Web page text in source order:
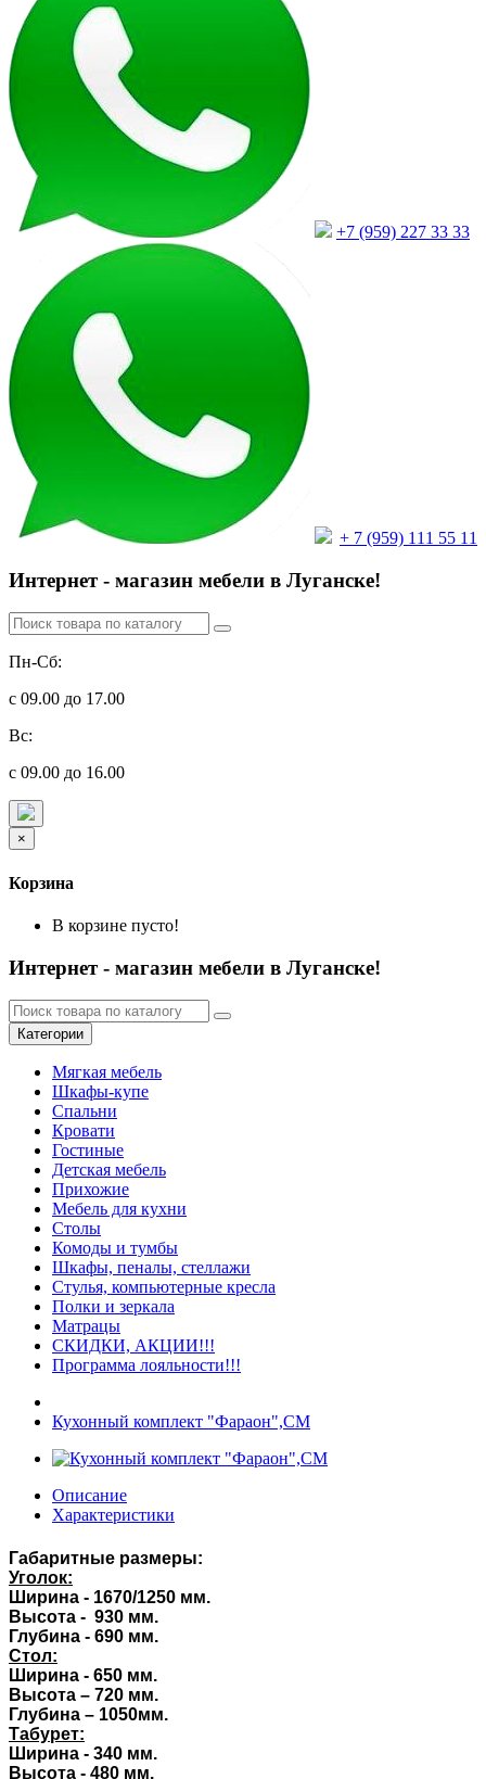
+7 (959) 227 33 33
+ 7 (959) 111 55 11
Интернет - магазин мебели в Луганске!
Пн-Сб:
с 09.00 до 17.00
Вс:
с 09.00 до 16.00
×
Корзина
В корзине пусто!
Интернет - магазин мебели в Луганске!
Категории
Мягкая мебель
Шкафы-купе
Спальни
Кровати
Гостиные
Детская мебель
Прихожие
Мебель для кухни
Столы
Комоды и тумбы
Шкафы, пеналы, стеллажи
Стулья, компьютерные кресла
Полки и зеркала
Матрацы
СКИДКИ, АКЦИИ!!!
Программа лояльности!!!
Кухонный комплект "Фараон",СМ
Описание
Характеристики
Габаритные размеры:
Уголок:
Ширина - 1670/1250 мм.
Высота - 930 мм.
Глубина - 690 мм.
Стол:
Ширина - 650 мм.
Высота – 720 мм.
Глубина – 1050мм.
Табурет:
Ширина - 340 мм.
Высота - 480 мм.